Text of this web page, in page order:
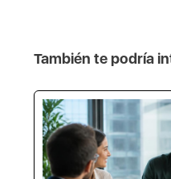
También te podría